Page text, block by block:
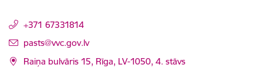
+371 67331814
E-pasts:
pasts@vvc.gov.lv
Raiņa bulvāris 15, Rīga, LV-1050, 4. stāvs